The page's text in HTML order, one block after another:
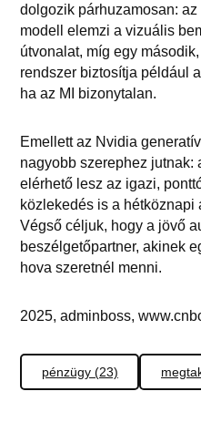
dolgozik párhuzamosan:
modell elemzi a vizuális
útvonalat, míg egy
rendszer biztosítja például
ha az MI bizonytalan.
Emellett az Nvidia
nagyobb szerephez jutnak:
elérhető lesz az igazi,
közlekedés is a hétköznapi
Végső céljuk, hogy a jövő
beszélgetőpartner, akinek
hova szeretnél menni.
2025, adminboss,
pénzügy (23)